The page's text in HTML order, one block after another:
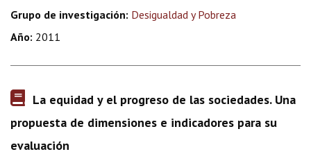
Grupo de investigación: Desigualdad y Pobreza
Año: 2011
La equidad y el progreso de las sociedades. Una
propuesta de dimensiones e indicadores para su
evaluación